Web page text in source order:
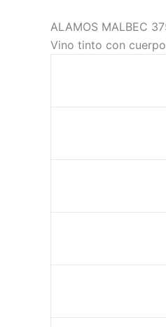
ALAMOS MALBEC
Vino tinto con